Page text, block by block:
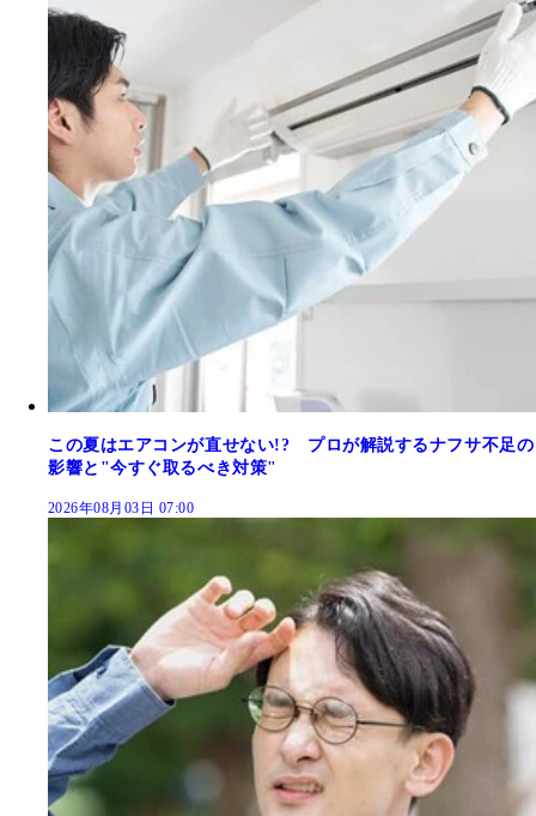
この夏はエアコンが直せない!? プロが解説するナフサ不足の
影響と"今すぐ取るべき対策"
2026年08月03日 07:00